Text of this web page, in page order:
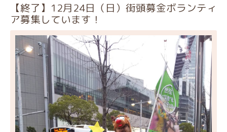
【終了】12月24日（日）街頭募金ボランティ
ア募集しています！